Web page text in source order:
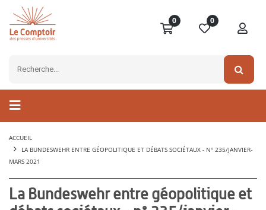
0 0
ACCUEIL
LA BUNDESWEHR ENTRE GÉOPOLITIQUE ET DÉBATS SOCIÉTAUX - N° 235/JANVIER-
MARS 2021
La Bundeswehr entre géopolitique et